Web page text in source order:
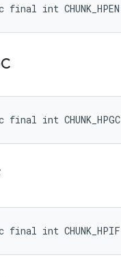
int CHUNK_HPEN
int CHUNK_HPGC
int CHUNK_HPIF